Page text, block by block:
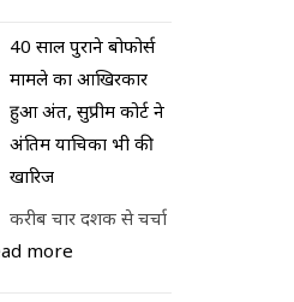
40 साल पुराने बोफोर्स
मामले का आखिरकार
हुआ अंत, सुप्रीम कोर्ट ने
अंतिम याचिका भी की
खारिज
करीब चार दशक से चर्चा
more